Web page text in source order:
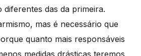
das da primeira.
mas é necessário que
quanto mais responsáveis